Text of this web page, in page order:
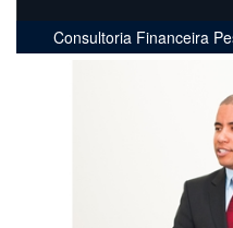
Consultoria Financeira